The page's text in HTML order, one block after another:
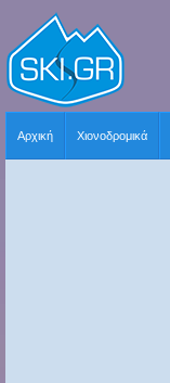
Αρχική Χιονοδρομικά